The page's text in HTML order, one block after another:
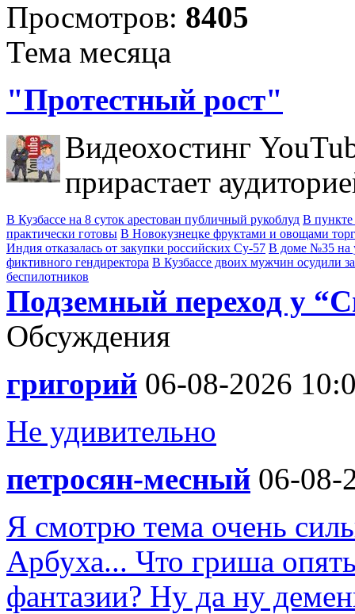
Просмотров: 8405
Тема месяца
"Протестный рост"
Видеохостинг
прирастает
В Кузбассе на 8 суток арестован публичный рукоблуд В пункте
практически готовы В Новокузнецке фруктами и овощами
Индия отказалась от закупки российских Су-57 В доме №35 на
фиктивного гендиректора В Кузбассе двоих мужчин осудили
беспилотников
Подземный переход у
Обсуждения
григорий 06-08-2026
Не удивительно
петросян-месный 06-08-
Я смотрю тема очень
Арбуха... Что гриша
фантазии? Ну да ну